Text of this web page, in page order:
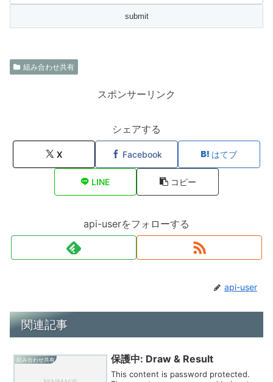
組み合わせ共有
スポンサーリンク
シェアする
X Facebook はてブ
LINE コピー
api-userをフォローする
api-user
関連記事
組み合わせ共有 保護中: Draw & Result
This content is password protected.